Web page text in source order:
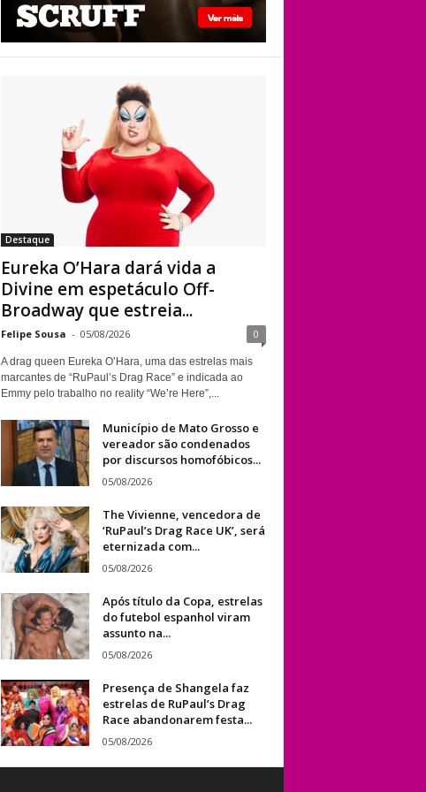
Kennedy Davenport
vida a Divine em
espetáculo Off-
Broadway que
estreia em Nova
York sobre a
trajetória da
lendária drag queen
Destaque
Eureka O’Hara dará vida a
Divine em espetáculo Off-
Broadway que estreia...
Felipe Sousa - 05/08/2026 0
A drag queen Eureka O’Hara, uma das estrelas mais
marcantes de “RuPaul’s Drag Race” e indicada ao
Emmy pelo trabalho no reality “We’re Here”,...
Município de Mato Grosso e
vereador são condenados
por discursos homofóbicos...
05/08/2026
The Vivienne, vencedora de
‘RuPaul’s Drag Race UK’, será
eternizada com...
05/08/2026
Após título da Copa, estrelas
do futebol espanhol viram
assunto na...
05/08/2026
Presença de Shangela faz
estrelas de RuPaul’s Drag
Race abandonarem festa...
05/08/2026